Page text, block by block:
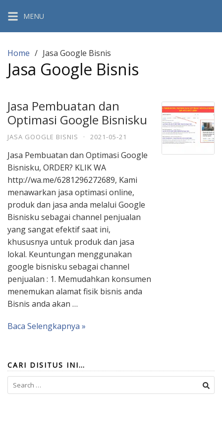
content
MENU
Home Jasa Google Bisnis
Jasa Google Bisnis
Jasa Pembuatan dan
Optimasi Google Bisnisku
JASA GOOGLE BISNIS · 2021-05-21
Jasa Pembuatan dan Optimasi Google
Bisnisku, ORDER? KLIK WA
http://wa.me/6281296272689, Kami
menawarkan jasa optimasi online,
produk dan jasa anda melalui Google
Bisnisku sebagai channel penjualan
yang sangat efektif saat ini,
khususnya untuk produk dan jasa
lokal. Keuntungan menggunakan
google bisnisku sebagai channel
penjualan : 1. Memudahkan konsumen
menemukan alamat fisik bisnis anda
Bisnis anda akan …
Baca Selengkapnya »
CARI DISITUS INI…
Search
for: